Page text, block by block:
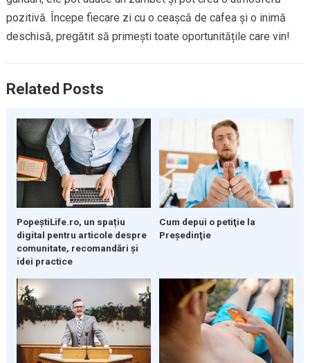
pozitivă. Începe fiecare zi cu o ceașcă de cafea și o inimă
deschisă, pregătit să primești toate oportunitățile care vin!
Related Posts
PopeștiLife.ro, un spațiu
digital pentru articole despre
comunitate, recomandări și
idei practice
Cum depui o petiţie la
Preşedinţie